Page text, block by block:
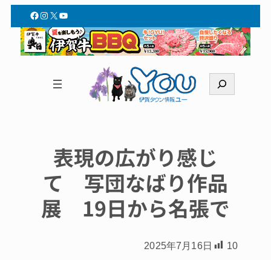
Facebook
Instagram
X YouTube
索
表現の広がり感じ
て 写団なばり作品
展 19日から名張で
2025年7月16日 10